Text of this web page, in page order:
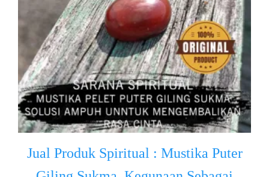
Jual Produk Spiritual : Mustika Puter